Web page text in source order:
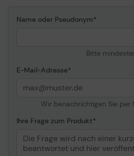
Name oder Pseudonym
Bitte
E-Mail-Adresse
Wir benachrichtigen Sie per
Ihre Frage zum Produkt